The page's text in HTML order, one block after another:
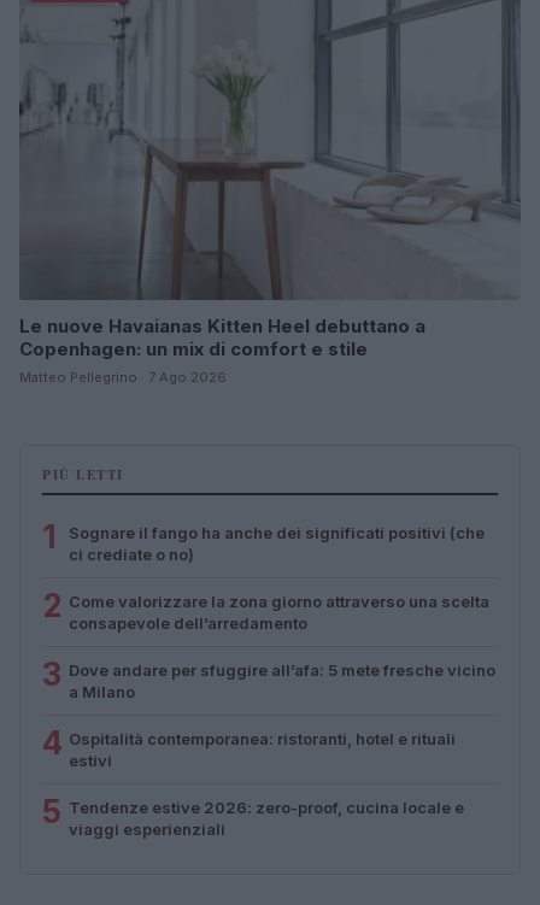
Le nuove Havaianas Kitten Heel debuttano a
Copenhagen: un mix di comfort e stile
Matteo Pellegrino · 7 Ago 2026
PIÙ LETTI
1
Sognare il fango ha anche dei significati positivi (che
ci crediate o no)
2 Come valorizzare la zona giorno attraverso una scelta
consapevole dell’arredamento
3 Dove andare per sfuggire all’afa: 5 mete fresche vicino
a Milano
4 Ospitalità contemporanea: ristoranti, hotel e rituali
estivi
5 Tendenze estive 2026: zero-proof, cucina locale e
viaggi esperienziali